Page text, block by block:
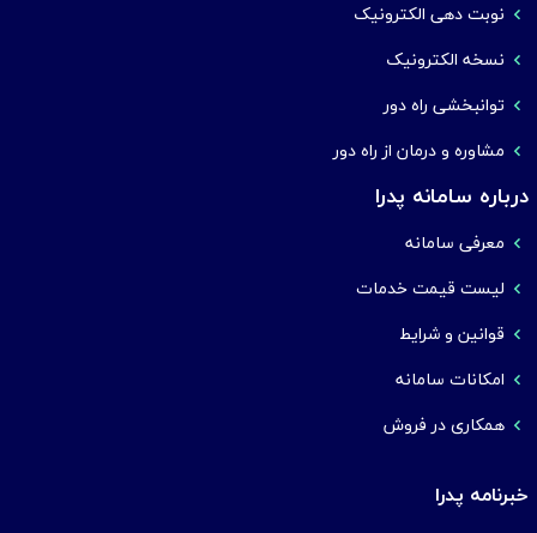
نوبت دهی الکترونیک
نسخه الکترونیک
توانبخشی راه دور
مشاوره و درمان از راه دور
درباره سامانه پدرا
معرفی سامانه
لیست قیمت خدمات
قوانین و شرایط
امکانات سامانه
همکاری در فروش
خبرنامه پدرا